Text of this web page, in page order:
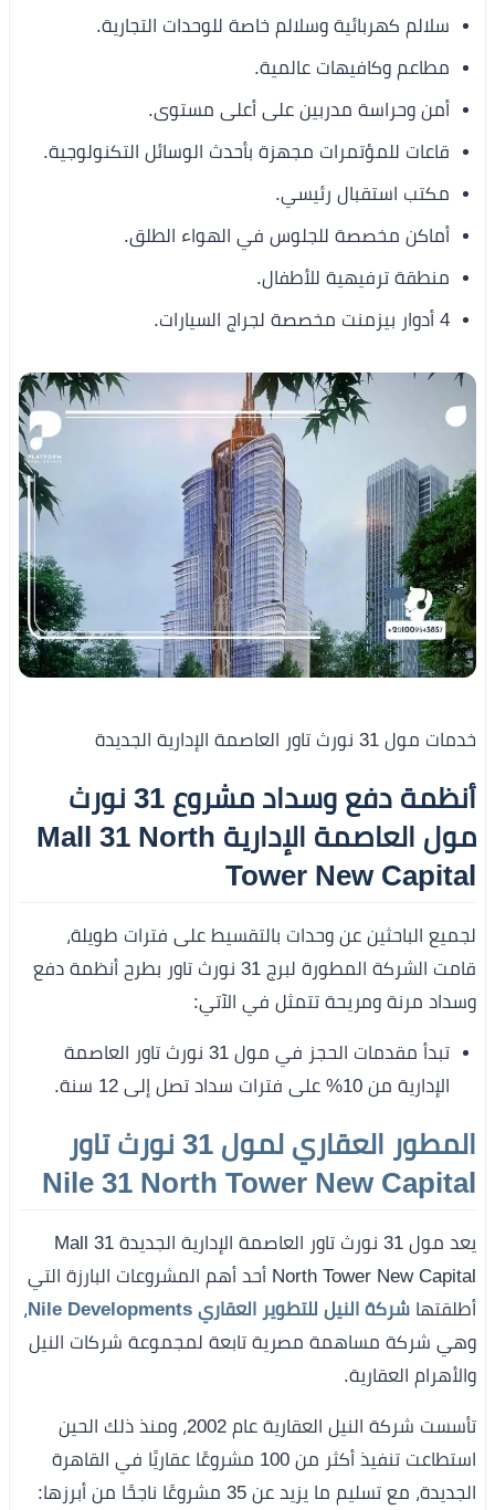
سلالم كهربائية وسلالم خاصة للوحدات التجارية.
مطاعم وكافيهات عالمية.
أمن وحراسة مدربين على أعلى مستوى.
قاعات للمؤتمرات مجهزة بأحدث الوسائل التكنولوجية.
مكتب استقبال رئيسي.
أماكن مخصصة للجلوس في الهواء الطلق.
منطقة ترفيهية للأطفال.
4 أدوار بيزمنت مخصصة لجراج السيارات.
خدمات مول 31 نورث تاور العاصمة الإدارية الجديدة
أنظمة دفع وسداد مشروع 31 نورث
مول العاصمة الإدارية Mall 31 North
Tower New Capital
لجميع الباحثين عن وحدات بالتقسيط على فترات طويلة،
قامت الشركة المطورة لبرج 31 نورث تاور بطرح أنظمة دفع
وسداد مرنة ومريحة تتمثل في الآتي:
تبدأ مقدمات الحجز في مول 31 نورث تاور العاصمة
الإدارية من 10% على فترات سداد تصل إلى 12 سنة.
المطور العقاري لمول 31 نورث تاور
Nile 31 North Tower New Capital
يعد مول 31 نورث تاور العاصمة الإدارية الجديدة Mall 31
North Tower New Capital أحد أهم المشروعات البارزة التي
أطلقتها شركة النيل للتطوير العقاري Nile Developments
،
وهي شركة مساهمة مصرية تابعة لمجموعة شركات النيل
والأهرام العقارية.
تأسست شركة النيل العقارية عام 2002، ومنذ ذلك الحين
استطاعت تنفيذ أكثر من 100 مشروعًا عقاريًا في القاهرة
الجديدة، مع تسليم ما يزيد عن 35 مشروعًا ناجحًا من أبرزها: